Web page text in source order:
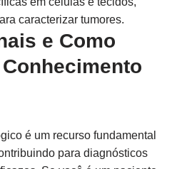
caracterizar tumores.
e Como
é um recurso fundamental
para diagnósticos